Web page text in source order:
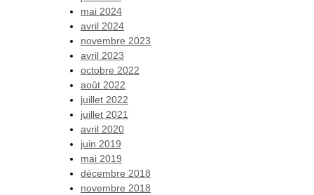
mai 2024
avril 2024
novembre 2023
avril 2023
octobre 2022
août 2022
juillet 2022
juillet 2021
avril 2020
juin 2019
mai 2019
décembre 2018
novembre 2018